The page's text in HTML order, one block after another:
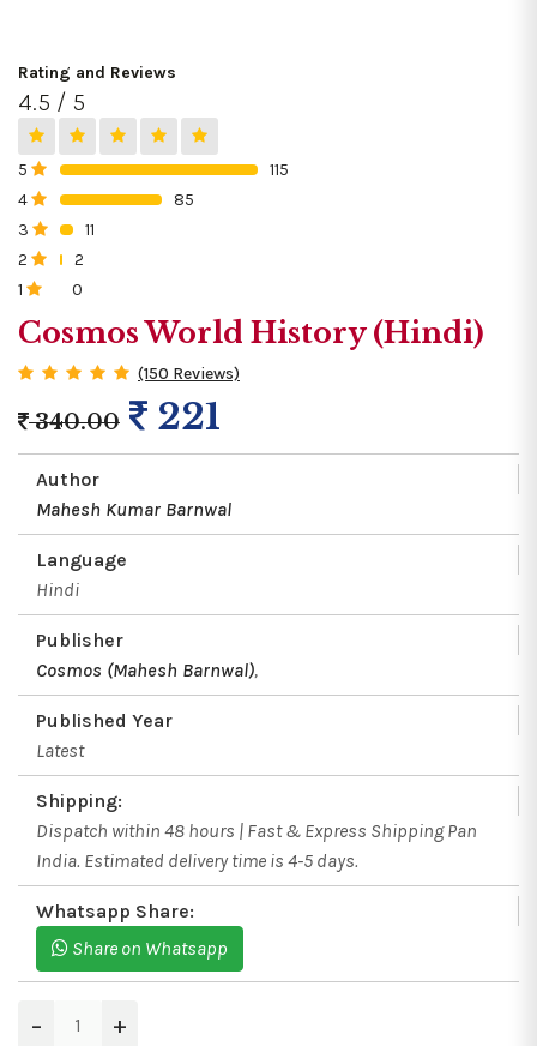
Rating and Reviews
4.5 / 5
5
115
4
85
3
11
2
2
1
0
Cosmos World History (Hindi)
(150 Reviews)
340.00 221
Author
Mahesh Kumar Barnwal
Language
Hindi
Publisher
Cosmos (Mahesh Barnwal),
Published Year
Latest
Shipping:
Dispatch within 48 hours | Fast & Express Shipping Pan
India. Estimated delivery time is 4-5 days.
Whatsapp Share:
Share on Whatsapp
− +